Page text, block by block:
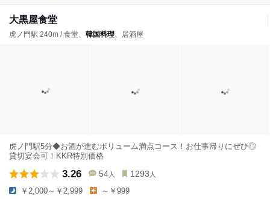
大黒屋食堂
虎ノ門駅 240m / 食堂、 韓国料理、居酒屋
虎ノ門駅5分◆お酒が進むボリューム満点コース！お仕事帰りにぜひ◎
貸切宴会可！KKR特別価格
3.26 54 人 1293 人
￥2,000～￥2,999 ～￥999